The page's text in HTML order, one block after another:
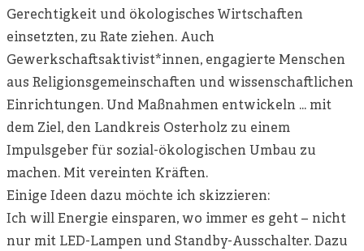
Gerechtigkeit und ökologisches Wirtschaften
einsetzten, zu Rate ziehen. Auch
Gewerkschaftsaktivist*innen, engagierte Menschen
aus Religionsgemeinschaften und wissenschaftlichen
Einrichtungen. Und Maßnahmen entwickeln … mit
dem Ziel, den Landkreis Osterholz zu einem
Impulsgeber für sozial-ökologischen Umbau zu
machen. Mit vereinten Kräften.
Einige Ideen dazu möchte ich skizzieren:
Ich will Energie einsparen, wo immer es geht – nicht
nur mit LED-Lampen und Standby-Ausschalter. Dazu